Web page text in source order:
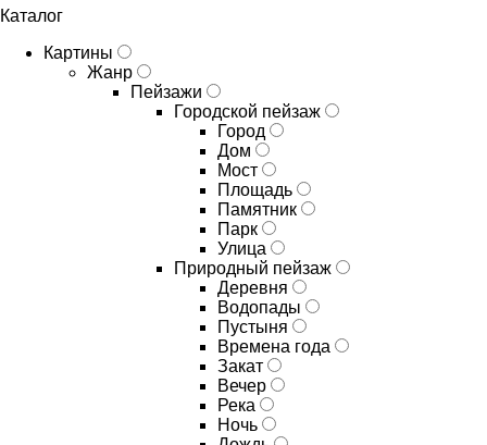
Каталог
Картины
Жанр
Пейзажи
Городской пейзаж
Город
Дом
Мост
Площадь
Памятник
Парк
Улица
Природный пейзаж
Деревня
Водопады
Пустыня
Времена года
Закат
Вечер
Река
Ночь